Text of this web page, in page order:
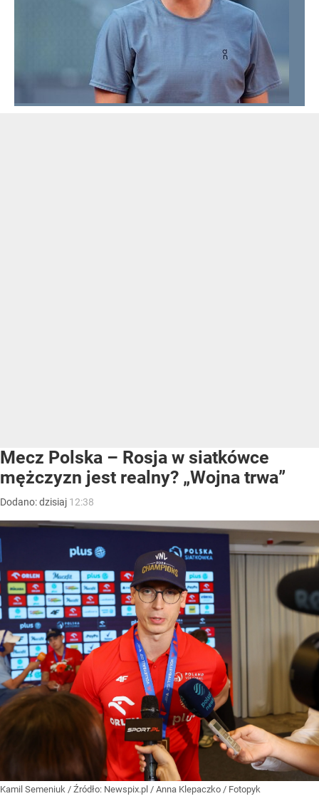
Mecz Polska – Rosja w siatkówce
mężczyzn jest realny? „Wojna trwa”
Dodano:dzisiaj 12:38
Kamil Semeniuk / Źródło: Newspix.pl / Anna Klepaczko / Fotopyk